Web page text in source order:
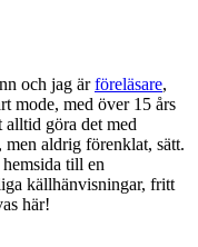
och jag ärföreläsare,
mode, med över 15 års
göra det med
aldrig förenklat, sätt.
till en
källhänvisningar, fritt
här!